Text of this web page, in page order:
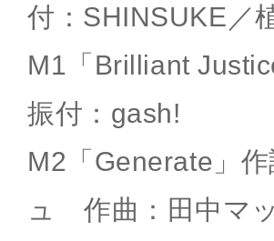
付：SHINSUKE／
M1「Brilliant
振付：gash!
M2「Generate」
ュ 作曲：田中マ